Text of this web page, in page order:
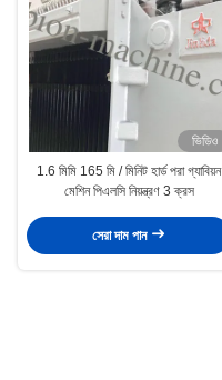
ভিডিও
1.6 মিমি 165 মি / মিনিট হার্ড পরা গ্যাবিয়ন
মেশিন পিএলসি নিয়ন্ত্রণ 3 ক্রস
সেরা দাম পান